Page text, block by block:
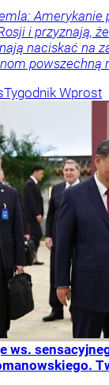
Amerykanie
i przyznają,
naciskać na
powszechną
Tygodnik Wprost
ws.